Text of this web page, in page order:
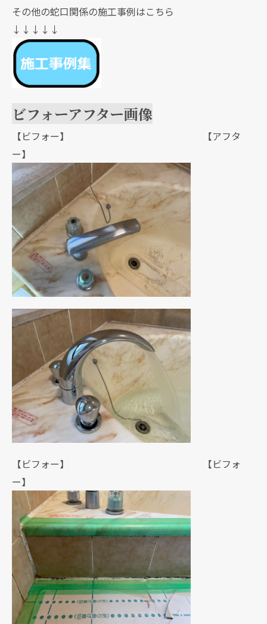
その他の蛇口関係の施工事例はこちら
↓↓↓↓↓
ビフォーアフター画像
【ビフォー】 【アフタ
ー】
【ビフォー】 【ビフォ
ー】